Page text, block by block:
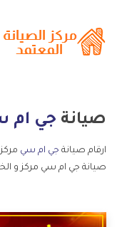
صيانة جي ام
ارقام صيانة جي ام سي
صيانة جي ام سي مركز و